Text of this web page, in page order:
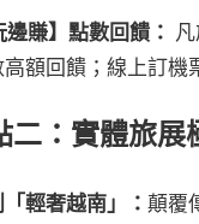
邊賺】點數回饋：
額回饋；線上訂機
二：實體旅展
輕奢越南」： 顛覆